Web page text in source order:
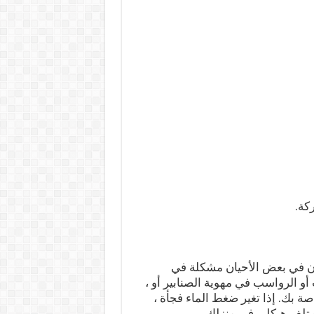
في بعض الأحيان مشكلة في
الرواسب في مهوية الصنابير أو ،
بك. إذا تغير ضغط الماء فجأة ،